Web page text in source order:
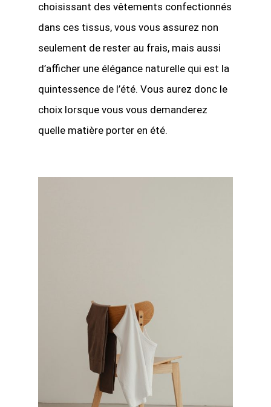
choisissant des vêtements confectionnés
dans ces tissus, vous vous assurez non
seulement de rester au frais, mais aussi
d’afficher une élégance naturelle qui est la
quintessence de l’été. Vous aurez donc le
choix lorsque vous vous demanderez
quelle matière porter en été.